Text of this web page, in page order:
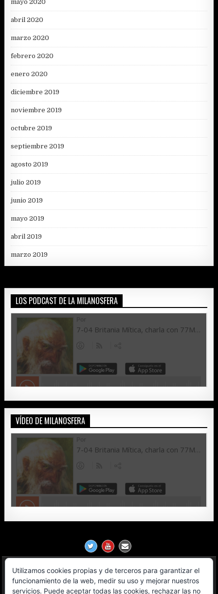
mayo 2020
abril 2020
marzo 2020
febrero 2020
enero 2020
diciembre 2019
noviembre 2019
octubre 2019
septiembre 2019
agosto 2019
julio 2019
junio 2019
mayo 2019
abril 2019
marzo 2019
LOS PODCAST DE LA MILANOSFERA
VÍDEO DE MILANOSFERA
Política de Privacidad
Utilizamos cookies propias y de terceros para garantizar el
funcionamiento de la web, medir su uso y mejorar nuestros
servicios. Puede aceptar todas las cookies, rechazar las no